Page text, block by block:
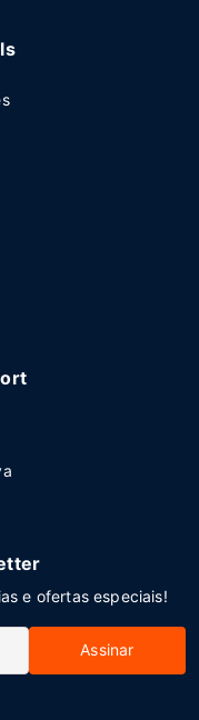
e ofertas especiais!
Assinar